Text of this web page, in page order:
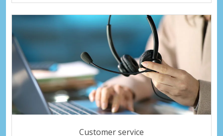
Customer service